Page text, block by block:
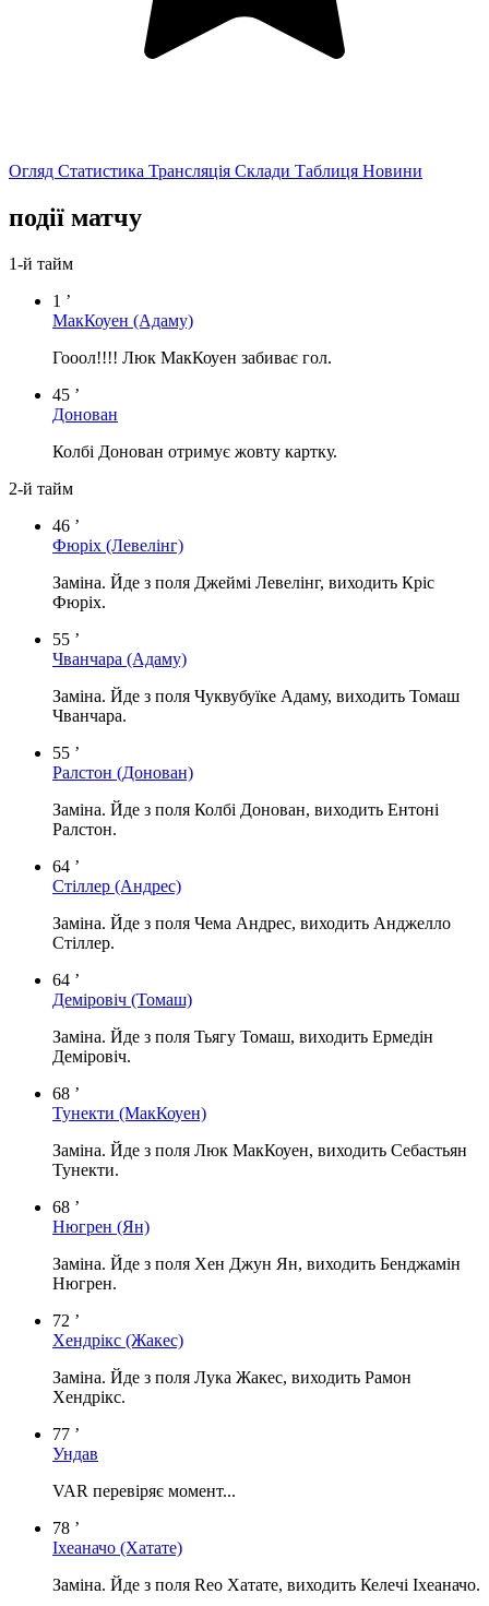
Огляд Статистика Трансляція Склади Таблиця Новини
події матчу
1-й тайм
1 ’
МакКоуен (Адаму)
Гооол!!!! Люк МакКоуен забиває гол.
45 ’
Донован
Колбі Донован отримує жовту картку.
2-й тайм
46 ’
Фюріх (Левелінг)
Заміна. Йде з поля Джеймі Левелінг, виходить Кріс
Фюріх.
55 ’
Чванчара (Адаму)
Заміна. Йде з поля Чуквубуїке Адаму, виходить Томаш
Чванчара.
55 ’
Ралстон (Донован)
Заміна. Йде з поля Колбі Донован, виходить Ентоні
Ралстон.
64 ’
Стіллер (Андрес)
Заміна. Йде з поля Чема Андрес, виходить Анджелло
Стіллер.
64 ’
Деміровіч (Томаш)
Заміна. Йде з поля Тьягу Томаш, виходить Ермедін
Деміровіч.
68 ’
Тунекти (МакКоуен)
Заміна. Йде з поля Люк МакКоуен, виходить Себастьян
Тунекти.
68 ’
Нюгрен (Ян)
Заміна. Йде з поля Хен Джун Ян, виходить Бенджамін
Нюгрен.
72 ’
Хендрікс (Жакес)
Заміна. Йде з поля Лука Жакес, виходить Рамон
Хендрікс.
77 ’
Ундав
VAR перевіряє момент...
78 ’
Іхеаначо (Хатате)
Заміна. Йде з поля Reo Хатате, виходить Келечі Іхеаначо.